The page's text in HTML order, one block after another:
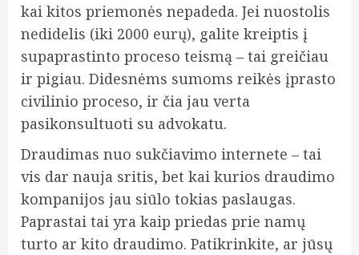
kai kitos priemonės nepadeda. Jei nuostolis
nedidelis (iki 2000 eurų), galite kreiptis į
supaprastinto proceso teismą – tai greičiau
ir pigiau. Didesnėms sumoms reikės įprasto
civilinio proceso, ir čia jau verta
pasikonsultuoti su advokatu.
Draudimas nuo sukčiavimo internete – tai
vis dar nauja sritis, bet kai kurios draudimo
kompanijos jau siūlo tokias paslaugas.
Paprastai tai yra kaip priedas prie namų
turto ar kito draudimo. Patikrinkite, ar jūsų